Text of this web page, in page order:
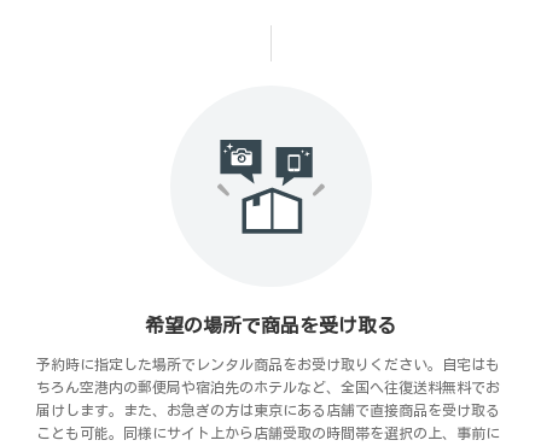
希望の場所で商品を受け取る
予約時に指定した場所でレンタル商品をお受け取りください。自宅はも
ちろん空港内の郵便局や宿泊先のホテルなど、全国へ往復送料無料でお
届けします。また、お急ぎの方は東京にある店舗で直接商品を受け取る
ことも可能。同様にサイト上から店舗受取の時間帯を選択の上、事前に